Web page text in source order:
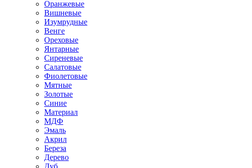
Оранжевые
Вишневые
Изумрудные
Венге
Ореховые
Янтарные
Сиреневые
Салатовые
Фиолетовые
Мятные
Золотые
Синие
Материал
МДФ
Эмаль
Акрил
Береза
Дерево
Дуб